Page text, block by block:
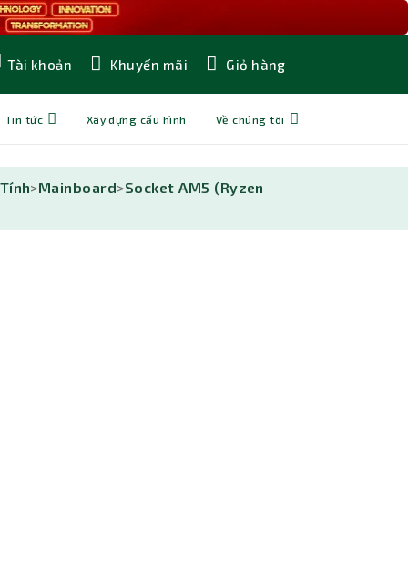
Tài khoản Khuyến mãi Giỏ hàng
Tin tức Xây dựng cấu hình Về chúng tôi
>Mainboard>Socket AM5 (Ryzen